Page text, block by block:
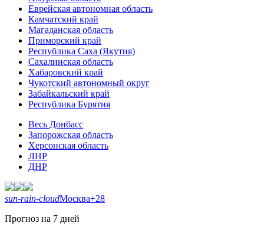
Еврейская автономная область
Камчатский край
Магаданская область
Приморский край
Республика Саха (Якутия)
Сахалинская область
Хабаровский край
Чукотский автономный округ
Забайкальский край
Республика Бурятия
Весь Донбасс
Запорожская область
Херсонская область
ЛНР
ДНР
sun-rain-cloudМосква+28
Прогноз на 7 дней